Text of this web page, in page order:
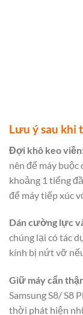
Lưu ý sau khi
Đợi khô keo
nên để máy
khoảng 1 tiếng
để máy tiếp xúc
Dán cường lực
chúng lại có tác
kính bị nứt vỡ
Giữ máy cẩn
Samsung S8/ S8
thời phát hiện